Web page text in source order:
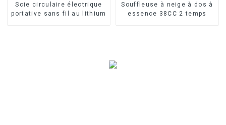
Scie circulaire électrique
portative sans fil au lithium
Souffleuse à neige à dos à
essence 38CC 2 temps